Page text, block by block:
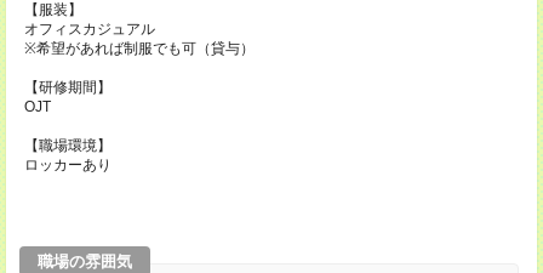
【服装】
オフィスカジュアル
※希望があれば制服でも可（貸与）
【研修期間】
OJT
【職場環境】
ロッカーあり
職場の雰囲気